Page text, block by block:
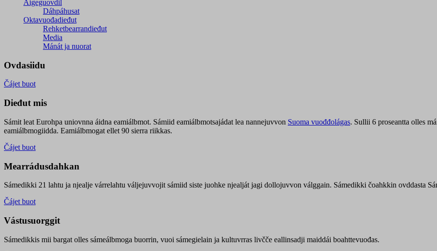
Áigeguovdil
Dáhpáhusat
Oktavuođadieđut
Rehketbearrandieđut
Media
Mánát ja nuorat
Ovdasiidu
Čájet buot
Dieđut mis
Sámit leat Eurohpa uniovnna áidna eamiálbmot. Sámiid eamiálbmotsajádat lea nannejuvvon Suoma vuođđolágas. Sullii 6 proseantta olles
eamiálbmogiidda. Eamiálbmogat ellet 90 sierra riikkas.
Čájet buot
Mearrádusdahkan
Sámedikki 21 lahtu ja njealje várrelahtu váljejuvvojit sámiid siste juohke njealját jagi dollojuvvon válggain. Sámedikki čoahkkin ovddasta
Čájet buot
Vástusuorggit
Sámedikkis mii bargat olles sámeálbmoga buorrin, vuoi sámegielain ja kultuvrras livčče eallinsadji maiddái boahttevuođas.